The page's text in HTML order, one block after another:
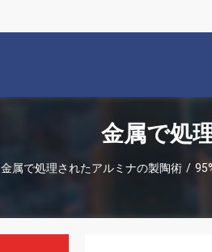
金属で処
金属で処理されたアルミナの製陶術 /